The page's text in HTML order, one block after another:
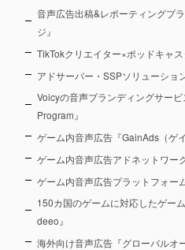
音声広告出稿&レポーティングプ
ジ』
TikTokクリエイター×ポッドキャ
アドサーバー・SSPソリューショ
Voicyの音声ブランディングサー
Program』
ゲーム内音声広告『GainAds（ゲ
ゲーム内音声広告アドネットワー
ゲーム内音声広告プラットフォー
150カ国のゲームに対応したゲー
deeo』
海外向け音声広告『グローバルオ